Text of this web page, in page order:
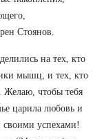
Стоянов.
на тех, кто
мышц, и тех, кто
Желаю, чтобы тебя
царила любовь и
успехами!